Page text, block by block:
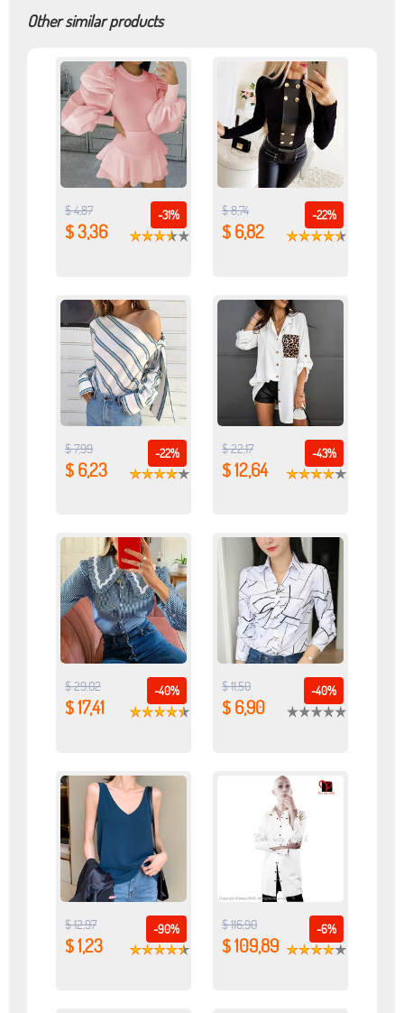
Other similar products
-31%
$ 4,87
$ 3,36
-22%
$ 8,74
$ 6,82
-22%
$ 7,99
$ 6,23
-43%
$ 22,17
$ 12,64
-40%
$ 29,02
$ 17,41
-40%
$ 11,50
$ 6,90
-90%
$ 12,97
$ 1,23
-6%
$ 116,90
$ 109,89